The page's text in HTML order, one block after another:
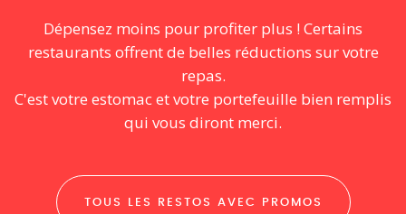
Dépensez moins pour profiter plus ! Certains
restaurants offrent de belles réductions sur votre
repas.
C'est votre estomac et votre portefeuille bien remplis
qui vous diront merci.
TOUS LES RESTOS AVEC PROMOS